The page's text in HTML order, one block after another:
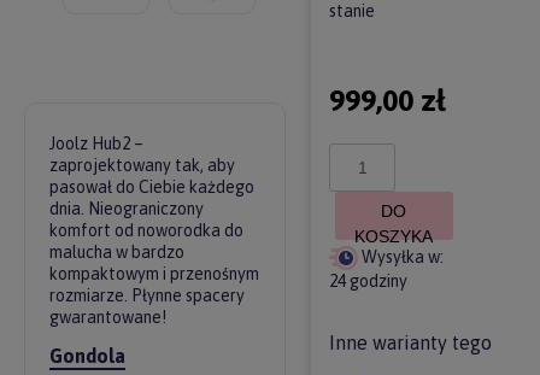
Joolz Hub2 –
zaprojektowany tak, aby
pasował do Ciebie każdego
dnia. Nieograniczony
komfort od noworodka do
malucha w bardzo
kompaktowym i przenośnym
rozmiarze. Płynne spacery
gwarantowane!
Gondola
stanie
999,00 zł
DO
KOSZYKA
Wysyłka w:
24 godziny
Inne warianty tego